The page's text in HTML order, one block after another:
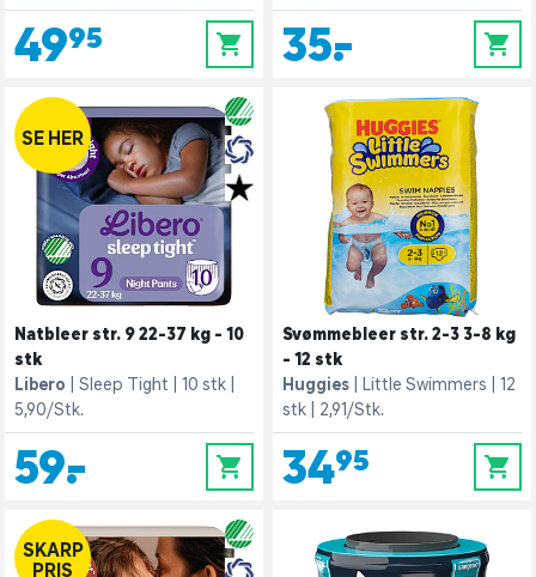
49,95 0 35,- 0
SE HER
Natbleer str. 9 22-37 kg - 10
stk
Libero
Sleep Tight
10 stk
5,90/Stk.
59,- 0
Svømmebleer str. 2-3 3-8 kg
- 12 stk
Huggies
Little Swimmers
12
stk
2,91/Stk.
34,95 0
SKARP
PRIS